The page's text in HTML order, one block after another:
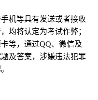
机等具有发送或者接收
均将认定为考试作弊；
等，通过QQ、微信及
及答案，涉嫌违法犯罪